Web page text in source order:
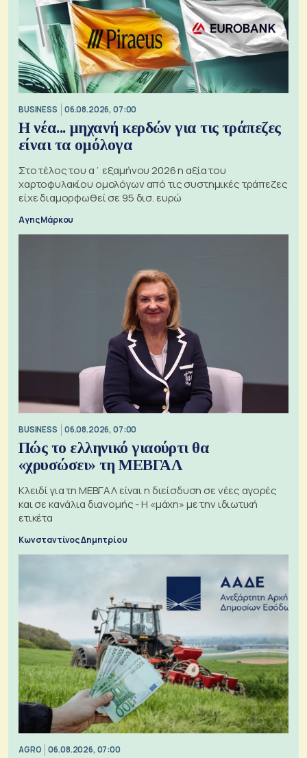
BUSINESS 06.08.2026, 07:00
Η νέα... μηχανή κερδών για τις τράπεζες
είναι τα ομόλογα
Στο τέλος του α΄ εξαμήνου 2026 η αξία του
χαρτοφυλακίου ομολόγων από τις συστημικές τράπεζες
είχε διαμορφωθεί σε 95 δισ. ευρώ
Αγης Μάρκου
BUSINESS 06.08.2026, 07:00
Πώς το ελληνικό γιαούρτι θα
«χρυσώσει» τη ΜΕΒΓΑΛ
Κλειδί για τη ΜΕΒΓΑΛ είναι η διείσδυση σε νέες αγορές
και σε κανάλια διανομής - Η «μάχη» με την ιδιωτική
ετικέτα
Κωνσταντίνος Δημητρίου
AGRO 06.08.2026, 07:00